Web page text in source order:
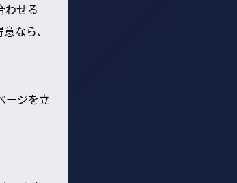
わせる
なら、
ージを立